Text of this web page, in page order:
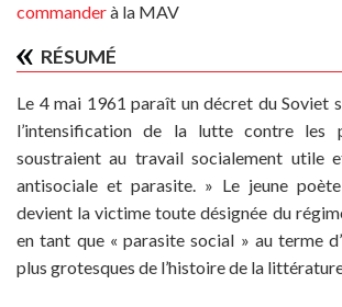
commanderà la MAV
RÉSUMÉ
Le 4 mai 1961 paraît un décret du Soviet
l’intensification de la lutte contre les
soustraient au travail socialement utile
antisociale et parasite. » Le jeune
devient la victime toute désignée du
en tant que « parasite social » au terme
plus grotesques de l’histoire de la